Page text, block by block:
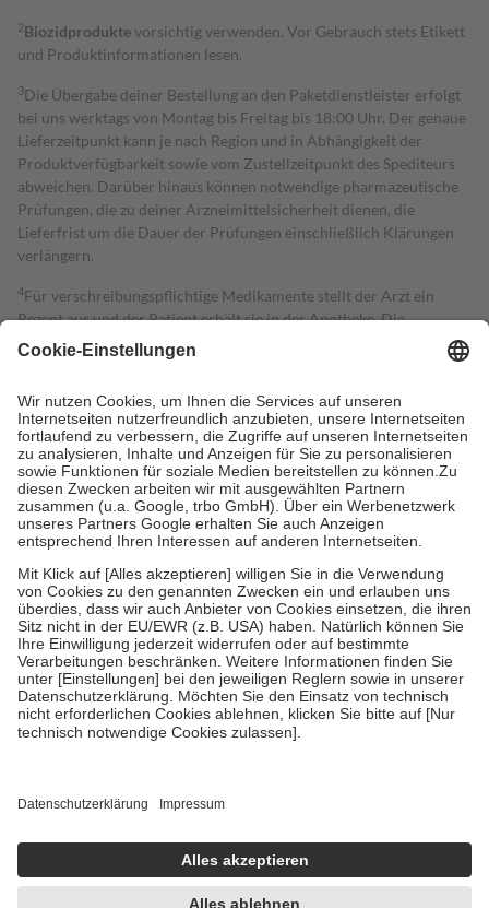
2Biozidproduktevorsichtig verwenden. Vor Gebrauch stets Etikett
und Produktinformationen lesen.
3Die Übergabe deiner Bestellung an den Paketdienstleister erfolgt
bei uns werktags von Montag bis Freitag bis 18:00 Uhr. Der genaue
Lieferzeitpunkt kann je nach Region und in Abhängigkeit der
Produktverfügbarkeit sowie vom Zustellzeitpunkt des Spediteurs
abweichen. Darüber hinaus können notwendige pharmazeutische
Prüfungen, die zu deiner Arzneimittelsicherheit dienen, die
Lieferfrist um die Dauer der Prüfungen einschließlich Klärungen
verlängern.
4Für verschreibungspflichtige Medikamente stellt der Arzt ein
Rezept aus und der Patient erhält sie in der Apotheke. Die
gesetzliche Krankenversicherung übernimmt in der Regel die
Kosten dafür, der Versicherte trägt einen Teil davon als Zuzahlung
Grundsätzlich leisten Mitglieder Zuzahlungen in Höhe von zehn
Prozent des Abgabepreises,mindestens jedochfünf Euround
höchstens zehn Euro.Es sind jedoch nie mehr als die tatsächlichen
Kosten der Leistung zu entrichten.
Diese Regeln gelten grundsätzlich auch für Online-Apotheken.
Bei Heilmitteln und häuslicher Krankenpflege beträgt die
Zuzahlung zehn Prozent der Kosten sowie zehn Euro je
Verordnung.
Um das Engagement der Versicherten für ihre eigene Gesundheit zu
stärken und die besondere Stellung der Familie zu unterstützen,
fallenkeine Zuzahlungenan bei:
• Kindern und Jugendlichen bis zum vollendeten 18. Lebensjahr
mit Ausnahme der Fahrkosten
• Untersuchungen zur Vorsorge und Früherkennung, die von der
GKV getragen werden
Einholung von Bewertungen. Trusted Shops hat Maßnahmen
getroffen, um sicherzustellen, dass es sich um echte Bewertungen
handelt. Mehr Informationen findest du hier: